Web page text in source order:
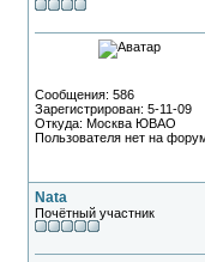
Сообщения: 586
Зарегистрирован: 5-11-09
Откуда: Москва ЮВАО
Пользователя нет на
Nata
Почётный участник